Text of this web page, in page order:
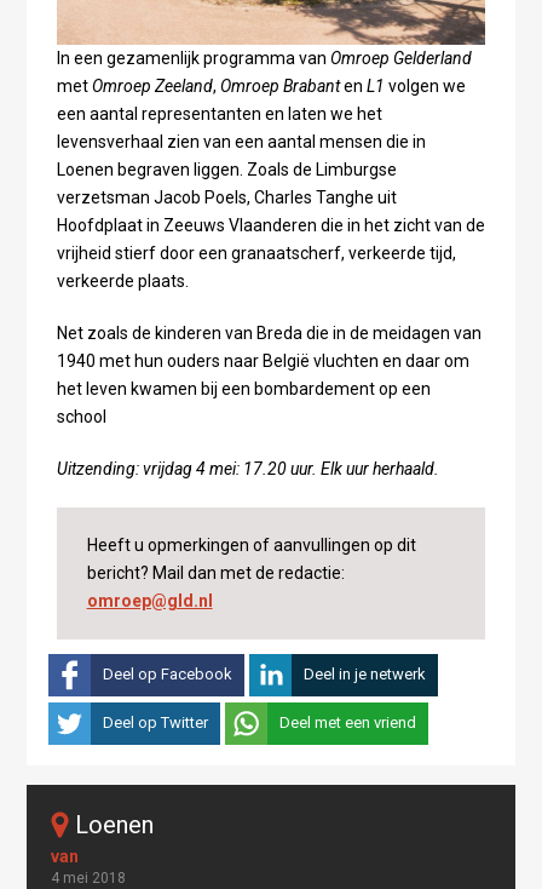
In een gezamenlijk programma van Omroep Gelderland
metOmroep Zeeland, Omroep Brabanten L1 volgen we
een aantal representanten en laten we het
levensverhaal zien van een aantal mensen die in
Loenen begraven liggen. Zoals de Limburgse
verzetsman Jacob Poels, Charles Tanghe uit
Hoofdplaat in Zeeuws Vlaanderen die in het zicht van de
vrijheid stierf door een granaatscherf, verkeerde tijd,
verkeerde plaats.
Net zoals de kinderen van Breda die in de meidagen van
1940 met hun ouders naar België vluchten en daar om
het leven kwamen bij een bombardement op een
school
Uitzending: vrijdag 4 mei: 17.20 uur. Elk uur herhaald.
Heeft u opmerkingen of aanvullingen op dit
bericht? Mail dan met de redactie:
omroep@gld.nl
Deel op Facebook Deel in je netwerk
Deel op Twitter Deel met een vriend
loenen
4 mei 2018